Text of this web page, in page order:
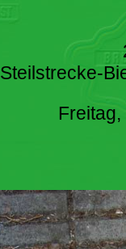
Steilstrecke-